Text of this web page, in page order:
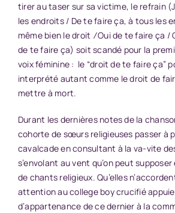
tirer au taser sur sa victime, le refrain
les endroits / De te faire ça, à tous les
même bien le droit /Oui de te faire ça /
de te faire ça) soit scandé pour la
voix féminine : le “droit de te faire ça”
interprété autant comme le droit de
mettre à mort.
Durant les dernières notes de la
cohorte de sœurs religieuses passer à
cavalcade en consultant à la va-vite
s’envolant au vent qu’on peut
de chants religieux. Qu’elles
attention au college boy crucifié appuie
d’appartenance de ce dernier à la